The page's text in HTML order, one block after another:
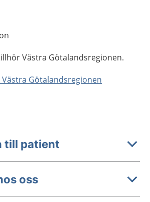
Västra Götalandsregionen.
Götalandsregionen
till patient
oss